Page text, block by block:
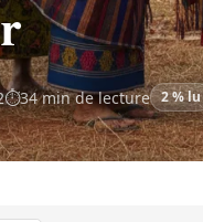
34 min de lecture 2 % lu